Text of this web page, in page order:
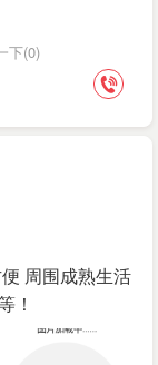
下(0)
周围成熟生活
！